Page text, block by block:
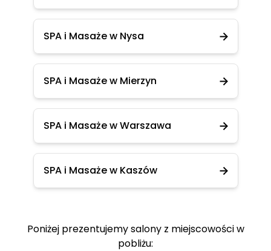
SPA i Masaże w Nysa
SPA i Masaże w Mierzyn
SPA i Masaże w Warszawa
SPA i Masaże w Kaszów
Poniżej prezentujemy salony z miejscowości w
pobliżu: